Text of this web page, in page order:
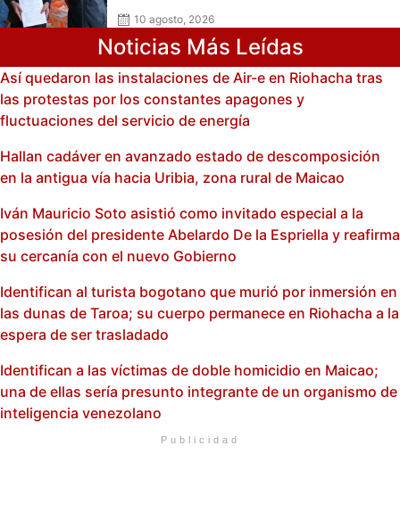
10 agosto, 2026
Noticias Más Leídas
Así quedaron las instalaciones de Air-e en Riohacha tras
las protestas por los constantes apagones y
fluctuaciones del servicio de energía
Hallan cadáver en avanzado estado de descomposición
en la antigua vía hacia Uribia, zona rural de Maicao
Iván Mauricio Soto asistió como invitado especial a la
posesión del presidente Abelardo De la Espriella y reafirma
su cercanía con el nuevo Gobierno
Identifican al turista bogotano que murió por inmersión en
las dunas de Taroa; su cuerpo permanece en Riohacha a la
espera de ser trasladado
Identifican a las víctimas de doble homicidio en Maicao;
una de ellas sería presunto integrante de un organismo de
inteligencia venezolano
Publicidad